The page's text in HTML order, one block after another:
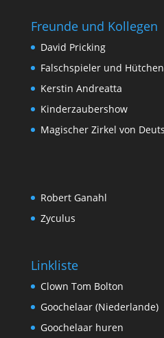
Freunde und Kollegen
David Pricking
Falschspieler und
Kerstin Andreatta
Kinderzaubershow
Magischer Zirkel von
Robert Ganahl
Zyculus
Linkliste
Clown Tom Bolton
Goochelaar (Niederlande)
Goochelaar huren